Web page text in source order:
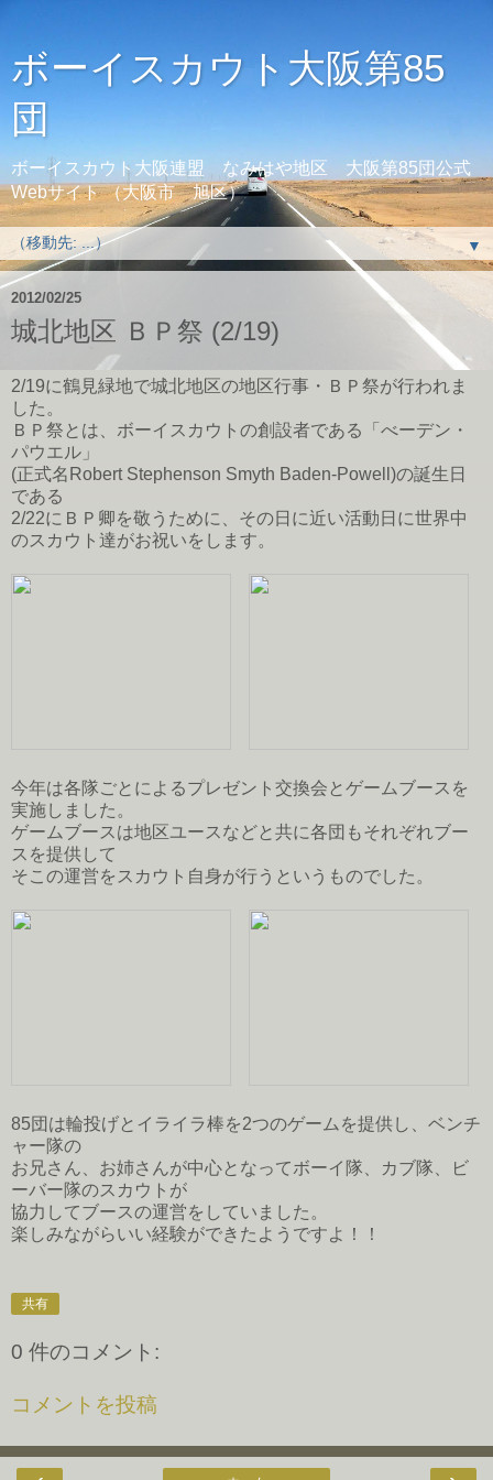
ボーイスカウト大阪第85
団
ボーイスカウト大阪連盟 なみはや地区 大阪第85団公式
Webサイト （大阪市 旭区）
▼
2012/02/25
城北地区 ＢＰ祭 (2/19)
2/19に鶴見緑地で城北地区の地区行事・ＢＰ祭が行われま
した。
ＢＰ祭とは、ボーイスカウトの創設者である「べーデン・
パウエル」
(正式名Robert Stephenson Smyth Baden-Powell)の誕生日
である
2/22にＢＰ卿を敬うために、その日に近い活動日に世界中
のスカウト達がお祝いをします。
今年は各隊ごとによるプレゼント交換会とゲームブースを
実施しました。
ゲームブースは地区ユースなどと共に各団もそれぞれブー
スを提供して
そこの運営をスカウト自身が行うというものでした。
85団は輪投げとイライラ棒を2つのゲームを提供し、ベンチ
ャー隊の
お兄さん、お姉さんが中心となってボーイ隊、カブ隊、ビ
ーバー隊のスカウトが
協力してブースの運営をしていました。
楽しみながらいい経験ができたようですよ！！
共有
0 件のコメント:
コメントを投稿